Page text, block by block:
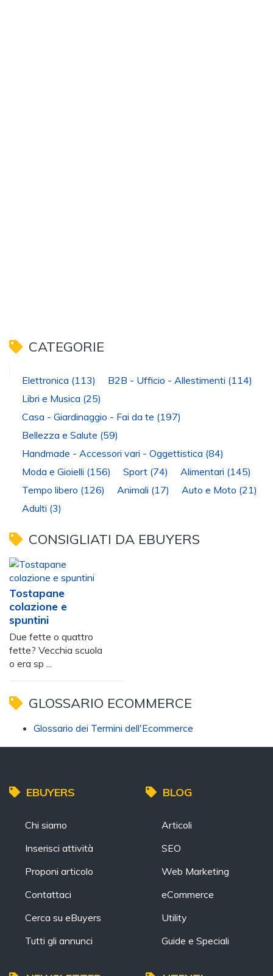
CATEGORIE
Elettronica (113) B2B - Ufficio - Allestimenti (114)
Libri e Musica (25)
Casa - Giardinaggio - Fai da te (197)
Bellezza e Salute (59)
Handmade - Accessori vari - Oggettistica (84)
Moda e Gioielli (156) Sport (74) Alimentari (145)
Tempo libero (126) Animali (17) Auto e Moto (21)
Adulti (3)
CONSIGLIATI DA EBUYERS
Tostapane
colazione e
spuntini
Due fette o quattro
fette? Vecchia scuola
o era sp ...
GLOSSARIO ECOMMERCE
Glossario dei Termini dell'Ecommerce
EBUYERS
Chi siamo
Inserisci attività
Proponi articolo
Contattaci
Cerca su eBuyers
Tutti gli annunci
BLOG
Articoli
SEO
Web Marketing
eCommerce
Utility
Guide e Speciali